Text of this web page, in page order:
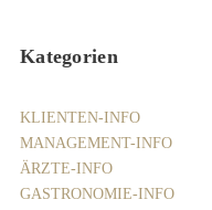
Kategorien
KLIENTEN-INFO
MANAGEMENT-INFO
ÄRZTE-INFO
GASTRONOMIE-INFO